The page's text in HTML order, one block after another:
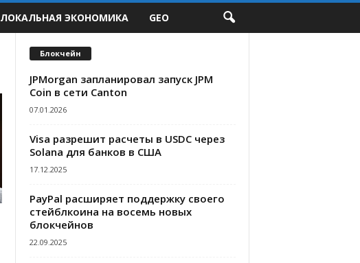
ЛОКАЛЬНАЯ ЭКОНОМИКА GEO
Блокчейн
JPMorgan запланировал запуск JPM
Coin в сети Canton
07.01.2026
Visa разрешит расчеты в USDC через
Solana для банков в США
17.12.2025
PayPal расширяет поддержку своего
стейблкоина на восемь новых
блокчейнов
22.09.2025